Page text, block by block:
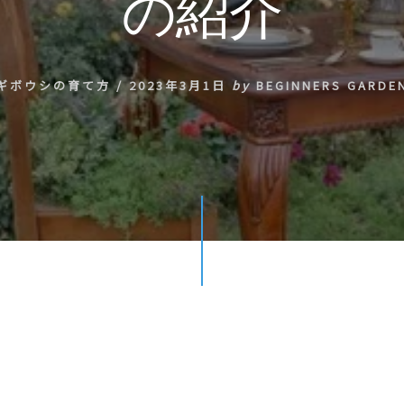
ボウシの育て方/ 2023年3月1日 by BEGINNERS